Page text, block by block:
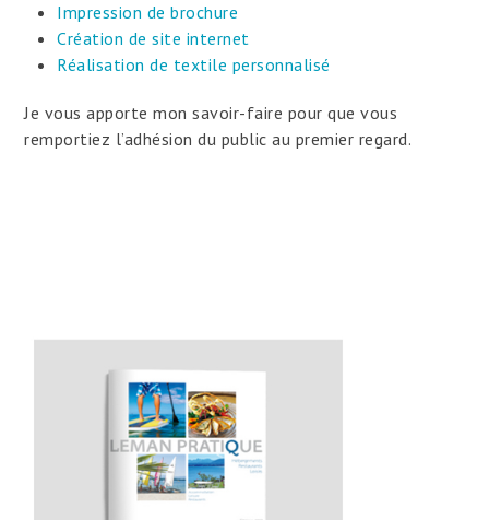
Impression de brochure
Création de site internet
Réalisation de textile personnalisé
Je vous apporte mon savoir-faire pour que vous
remportiez l’adhésion du public au premier regard.